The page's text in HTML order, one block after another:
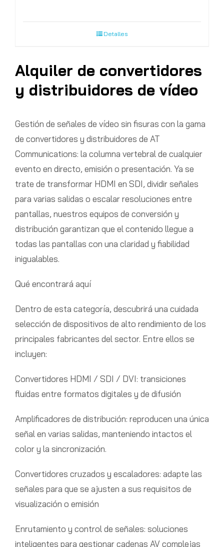
Detalles
Alquiler de convertidores
y distribuidores de vídeo
Gestión de señales de vídeo sin fisuras con la gama
de convertidores y distribuidores de AT
Communications: la columna vertebral de cualquier
evento en directo, emisión o presentación. Ya se
trate de transformar HDMI en SDI, dividir señales
para varias salidas o escalar resoluciones entre
pantallas, nuestros equipos de conversión y
distribución garantizan que el contenido llegue a
todas las pantallas con una claridad y fiabilidad
inigualables.
Qué encontrará aquí
Dentro de esta categoría, descubrirá una cuidada
selección de dispositivos de alto rendimiento de los
principales fabricantes del sector. Entre ellos se
incluyen:
Convertidores HDMI / SDI / DVI: transiciones
fluidas entre formatos digitales y de difusión
Amplificadores de distribución: reproducen una única
señal en varias salidas, manteniendo intactos el
color y la sincronización.
Convertidores cruzados y escaladores: adapte las
señales para que se ajusten a sus requisitos de
visualización o emisión
Enrutamiento y control de señales: soluciones
inteligentes para gestionar cadenas AV complejas